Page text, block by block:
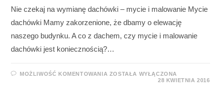
Nie czekaj na wymianę dachówki – mycie i malowanie Mycie
dachówki Mamy zakorzenione, że dbamy o elewację
naszego budynku. A co z dachem, czy mycie i malowanie
dachówki jest koniecznością?…
MOŻLIWOŚĆ KOMENTOWANIA ZOSTAŁA WYŁĄCZONA
28 KWIETNIA 2016